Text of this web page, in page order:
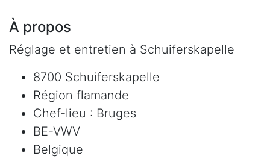
À propos
Réglage et entretien à Schuiferskapelle
8700 Schuiferskapelle
Région flamande
Chef-lieu : Bruges
BE-VWV
Belgique